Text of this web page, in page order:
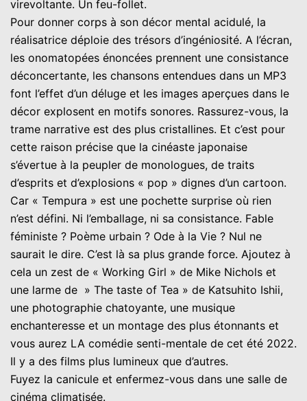
virevoltante. Un feu-follet.
Pour donner corps à son décor mental acidulé, la
réalisatrice déploie des trésors d’ingéniosité. A l’écran,
les onomatopées énoncées prennent une consistance
déconcertante, les chansons entendues dans un MP3
font l’effet d’un déluge et les images aperçues dans le
décor explosent en motifs sonores. Rassurez-vous, la
trame narrative est des plus cristallines. Et c’est pour
cette raison précise que la cinéaste japonaise
s’évertue à la peupler de monologues, de traits
d’esprits et d’explosions « pop » dignes d’un cartoon.
Car « Tempura » est une pochette surprise où rien
n’est défini. Ni l’emballage, ni sa consistance. Fable
féministe ? Poème urbain ? Ode à la Vie ? Nul ne
saurait le dire. C’est là sa plus grande force. Ajoutez à
cela un zest de « Working Girl » de Mike Nichols et
une larme de » The taste of Tea » de Katsuhito Ishii,
une photographie chatoyante, une musique
enchanteresse et un montage des plus étonnants et
vous aurez LA comédie senti-mentale de cet été 2022.
Il y a des films plus lumineux que d’autres.
Fuyez la canicule et enfermez-vous dans une salle de
cinéma climatisée.